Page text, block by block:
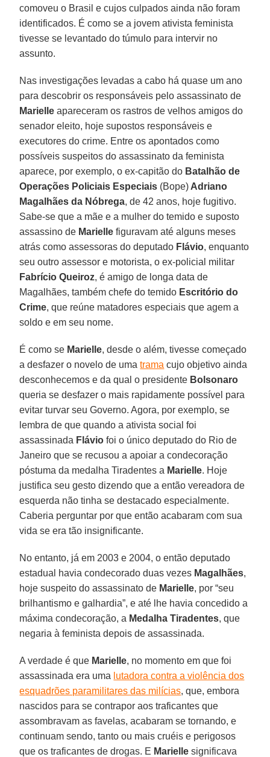
comoveu o Brasil e cujos culpados ainda não foram
identificados. É como se a jovem ativista feminista
tivesse se levantado do túmulo para intervir no
assunto.
Nas investigações levadas a cabo há quase um ano
para descobrir os responsáveis pelo assassinato de
Marielle apareceram os rastros de velhos amigos do
senador eleito, hoje supostos responsáveis e
executores do crime. Entre os apontados como
possíveis suspeitos do assassinato da feminista
aparece, por exemplo, o ex-capitão do Batalhão de
Operações Policiais Especiais (Bope) Adriano
Magalhães da Nóbrega, de 42 anos, hoje fugitivo.
Sabe-se que a mãe e a mulher do temido e suposto
assassino de Marielle figuravam até alguns meses
atrás como assessoras do deputado Flávio, enquanto
seu outro assessor e motorista, o ex-policial militar
Fabrício Queiroz, é amigo de longa data de
Magalhães, também chefe do temido Escritório do
Crime, que reúne matadores especiais que agem a
soldo e em seu nome.
É como se Marielle, desde o além, tivesse começado
a desfazer o novelo de umatrama cujo objetivo ainda
desconhecemos e da qual o presidente Bolsonaro
queria se desfazer o mais rapidamente possível para
evitar turvar seu Governo. Agora, por exemplo, se
lembra de que quando a ativista social foi
assassinada Flávio foi o único deputado do Rio de
Janeiro que se recusou a apoiar a condecoração
póstuma da medalha Tiradentes a Marielle. Hoje
justifica seu gesto dizendo que a então vereadora de
esquerda não tinha se destacado especialmente.
Caberia perguntar por que então acabaram com sua
vida se era tão insignificante.
No entanto, já em 2003 e 2004, o então deputado
estadual havia condecorado duas vezes Magalhães,
hoje suspeito do assassinato de Marielle, por “seu
brilhantismo e galhardia”, e até lhe havia concedido a
máxima condecoração, a Medalha Tiradentes, que
negaria à feminista depois de assassinada.
A verdade é que Marielle, no momento em que foi
assassinada era uma lutadora contra a violência dos
esquadrões paramilitares das milícias, que, embora
nascidos para se contrapor aos traficantes que
assombravam as favelas, acabaram se tornando, e
continuam sendo, tanto ou mais cruéis e perigosos
que os traficantes de drogas. E Marielle significava